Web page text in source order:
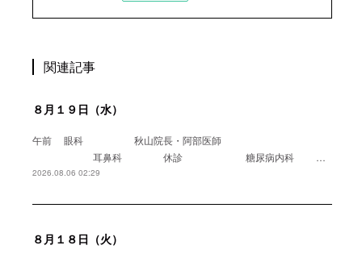
関連記事
８月１９日（水）
午前 眼科 秋山院長・阿部医師
耳鼻科 休診 糖尿病内科 …
2026.08.06 02:29
８月１８日（火）